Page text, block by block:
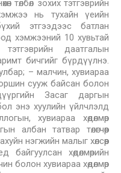
төлбөл зохих тэтгэврийн
нь тухайн үеийн
этгээдээс батлан
хэмжээний 10 хувьтай
даатгалын
бичгийг бүрдүүлнэ.
– малчин, хувиараа
оршин сууж байсан болон
Засаг даргын
энэ хуулийн үйлчлэлд
хувиараа хөдөлмөр
албан татвар төлөгчөөр
нэгжийн малыг хөлсөөр
хөдөлмөрийн
болон хувиараа хөдөлмөр